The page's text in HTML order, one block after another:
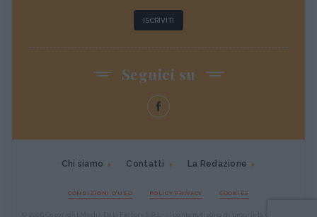
ISCRIVITI
Seguici su
Chi siamo Contatti La Redazione
CONDIZIONI D'USO POLICY PRIVACY COOKIES